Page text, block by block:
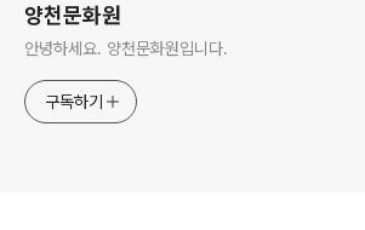
양천문화원
안녕하세요. 양천문화원입니다.
구독하기